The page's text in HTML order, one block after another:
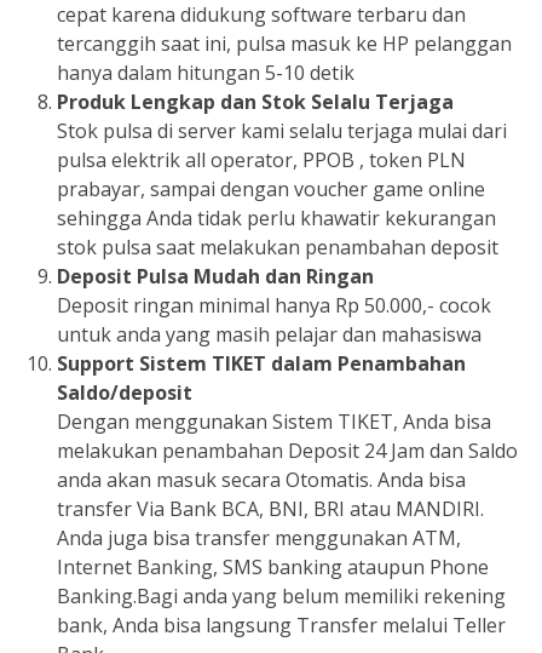
cepat karena didukung software terbaru dan
tercanggih saat ini, pulsa masuk ke HP pelanggan
hanya dalam hitungan 5-10 detik
Produk Lengkap dan Stok Selalu Terjaga
Stok pulsa di server kami selalu terjaga mulai dari
pulsa elektrik all operator, PPOB , token PLN
prabayar, sampai dengan voucher game online
sehingga Anda tidak perlu khawatir kekurangan
stok pulsa saat melakukan penambahan deposit
Deposit Pulsa Mudah dan Ringan
Deposit ringan minimal hanya Rp 50.000,- cocok
untuk anda yang masih pelajar dan mahasiswa
Support Sistem TIKET dalam Penambahan
Saldo/deposit
Dengan menggunakan Sistem TIKET, Anda bisa
melakukan penambahan Deposit 24 Jam dan Saldo
anda akan masuk secara Otomatis. Anda bisa
transfer Via Bank BCA, BNI, BRI atau MANDIRI.
Anda juga bisa transfer menggunakan ATM,
Internet Banking, SMS banking ataupun Phone
Banking.Bagi anda yang belum memiliki rekening
bank, Anda bisa langsung Transfer melalui Teller